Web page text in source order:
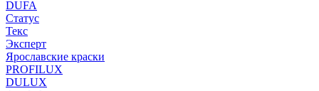
DUFA
Статус
Текс
Эксперт
Ярославские краски
PROFILUX
DULUX